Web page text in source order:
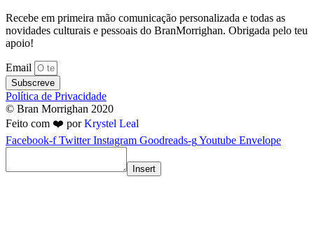
Recebe em primeira mão comunicação personalizada e todas as
novidades culturais e pessoais do BranMorrighan. Obrigada pelo teu
apoio!
Email
Subscreve
Política de Privacidade
© Bran Morrighan 2020
Feito com ❤️ porKrystel Leal
Facebook-f Twitter Instagram Goodreads-gYoutube Envelope
Insert